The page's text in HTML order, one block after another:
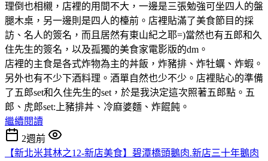
理倒也相櫬，店裡的用間不大，一邊是三張勉強可坐四人的盤
腿木桌，另一邊則是四人的檯前。店裡貼滿了美食節目的採
訪、名人的簽名，而且居然有東山紀之耶=)當然也有五郎和久
住先生的簽名，以及孤獨的美食家電影版的dm。
店裡的主食是各式炸物為主的丼飯，炸豬排、炸牡蠣、炸蝦。
另外也有不少下酒料理。酒單自然也少不少。店裡貼心的準備
了五郎set和久住先生的set，於是我決定這次照著五郎點。五
郎、虎郎set:上豬排丼、冷麻婆麵、炸餛飩。
繼續閱讀
2週前
【新北米其林之12-新店美食】碧潭橋頭鵝肉.新店三十年鵝肉